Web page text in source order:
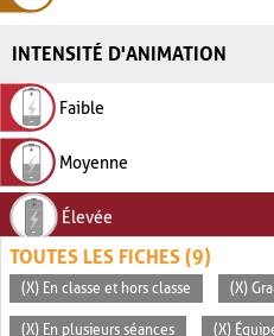
INTENSITÉ D'ANIMATION
Faible
Moyenne
Élevée
TOUTES LES FICHES (9)
(X) En classe et hors classe (X)
(X) En plusieurs séances (X)